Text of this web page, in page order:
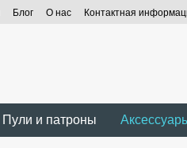
Блог О нас Контактная
Пули и патроны